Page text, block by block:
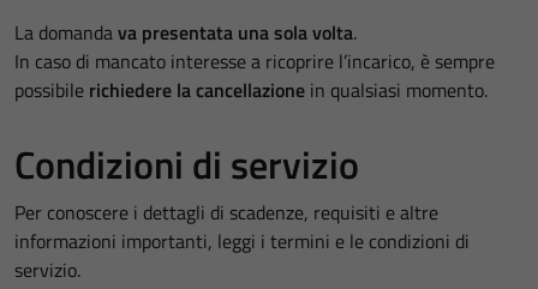
La domandava presentata una sola volta.
In caso di mancato interesse a ricoprire l’incarico, è sempre
possibile richiedere la cancellazione in qualsiasi momento.
Condizioni di servizio
Per conoscere i dettagli di scadenze, requisiti e altre
informazioni importanti, leggi i termini e le condizioni di
servizio.